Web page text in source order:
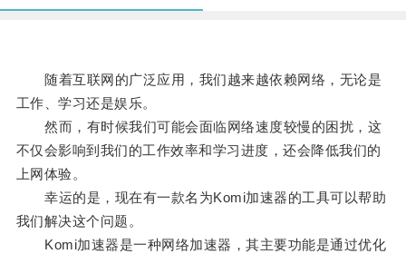
随着互联网的广泛应用，我们越来越依赖网络，无论是
工作、学习还是娱乐。
然而，有时候我们可能会面临网络速度较慢的困扰，这
不仅会影响到我们的工作效率和学习进度，还会降低我们的
上网体验。
幸运的是，现在有一款名为Komi加速器的工具可以帮助
我们解决这个问题。
Komi加速器是一种网络加速器，其主要功能是通过优化